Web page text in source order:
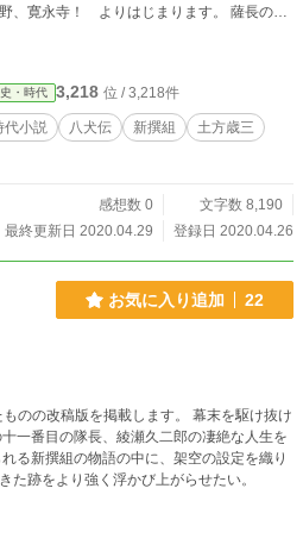
、寛永寺！ よりはじまります。 薩長の敵
ていた仁右衛門は、過去の夢を見る。それ
語がついに開幕です！
史・時代 3,218 位 / 3,218件
代小説 八犬伝 新撰組
土方歳三
感想数 0
文字数 8,190
最終更新日 2020.04.29
登録日 2020.04.26
お気に入り追加 22
改稿版を掲載します。 幕末を駆け抜け
一番目の隊長、綾瀬久二郎の凄絶な人生を
た跡をより強く浮かび上がらせたい。